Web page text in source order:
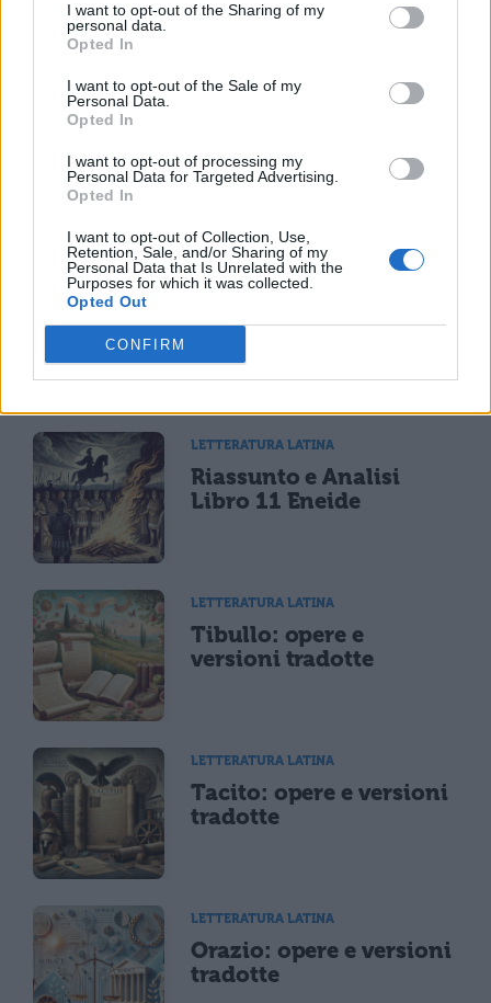
I want to opt-out of the Sharing of my
personal data.
Opted In
I want to opt-out of the Sale of my
Personal Data.
Opted In
I want to opt-out of processing my
Personal Data for Targeted Advertising.
Opted In
I want to opt-out of Collection, Use,
Retention, Sale, and/or Sharing of my
Personal Data that Is Unrelated with the
Purposes for which it was collected.
Opted Out
CONFIRM
TI POTREBBE INTERESSARE
La Commedia di Plauto
LETTERATURA LATINA
Riassunto libro per
LETTERATURA LATINA
Riassunto e Analisi
Libro 11 Eneide
LETTERATURA LATINA
Tibullo: opere e
versioni tradotte
LETTERATURA LATINA
Tacito: opere e versioni
tradotte
LETTERATURA LATINA
Orazio: opere e versioni
tradotte